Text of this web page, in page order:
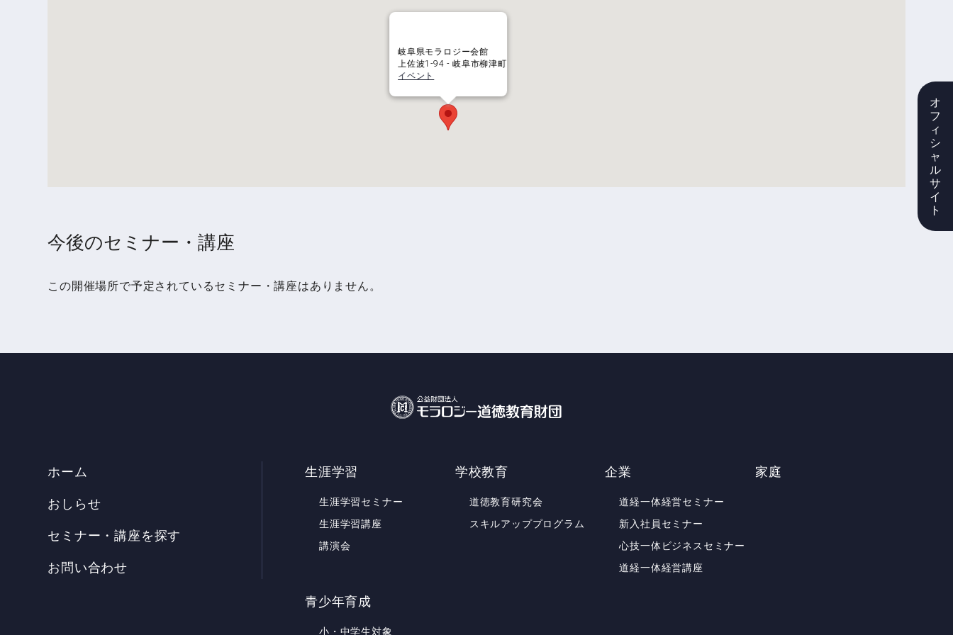
オ
フ
ィ
シ
ャ
ル
サ
イ
ト
岐阜県モラロジー会館
上佐波1-94 - 岐阜市柳津町
イベント
今後のセミナー・講座
この開催場所で予定されているセミナー・講座はありません。
ホーム
おしらせ
セミナー・講座を探す
お問い合わせ
生涯学習
生涯学習セミナー
生涯学習講座
講演会
学校教育
道徳教育研究会
スキルアッププログラム
企業
道経一体経営セミナー
新入社員セミナー
心技一体ビジネスセミナー
道経一体経営講座
家庭
青少年育成
小・中学生対象